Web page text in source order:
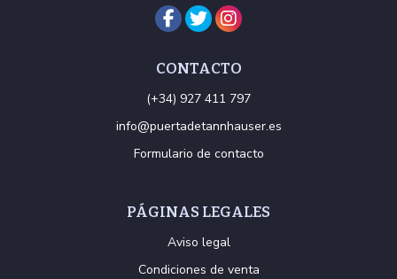
CONTACTO
(+34) 927 411 797
info@puertadetannhauser.es
Formulario de contacto
PÁGINAS LEGALES
Aviso legal
Condiciones de venta